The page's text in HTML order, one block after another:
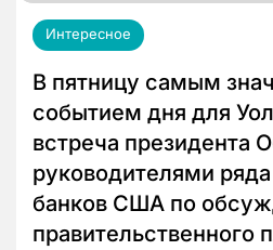
Интересное
В пятницу самым
событием дня для
встреча президента
руководителями
банков США по
правительственного